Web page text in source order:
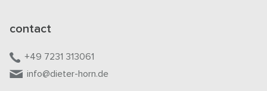
contact
+49 7231 313061
info@dieter-horn.de